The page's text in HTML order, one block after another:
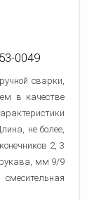
0049
сварки,
в качестве
не более,
2, 3
рукава, мм 9/9